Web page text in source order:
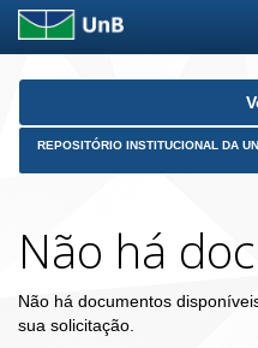
Skip
REPOSITÓRIO INSTITUCIONAL DA
Não há
Não há documentos
sua solicitação.